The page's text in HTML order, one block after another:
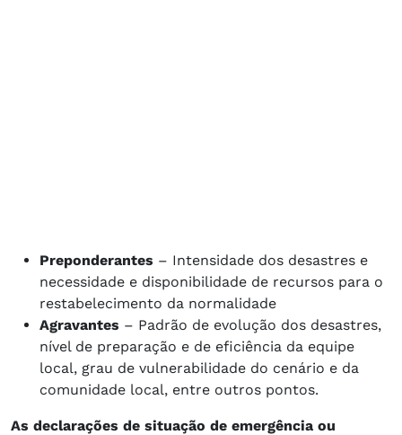
Preponderantes – Intensidade dos desastres e
necessidade e disponibilidade de recursos para o
restabelecimento da normalidade
Agravantes – Padrão de evolução dos desastres,
nível de preparação e de eficiência da equipe
local, grau de vulnerabilidade do cenário e da
comunidade local, entre outros pontos.
As declarações de situação de emergência ou